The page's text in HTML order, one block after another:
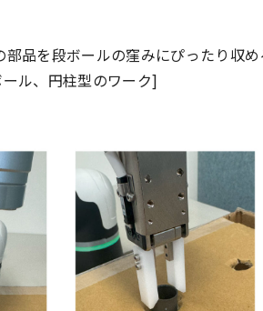
品を段ボールの窪みにぴったり収め
ル、円柱型のワーク]